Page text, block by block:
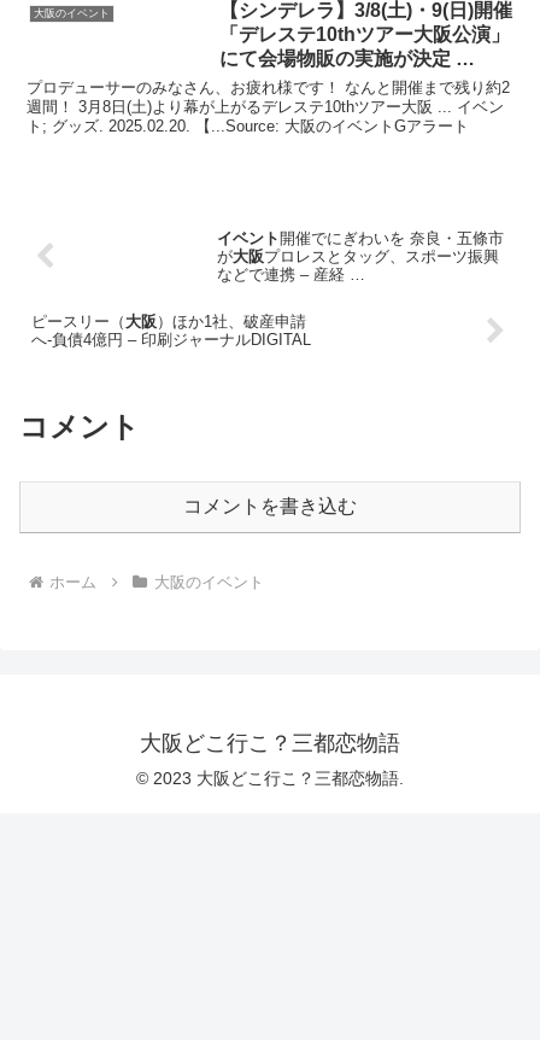
大阪のイベント
【シンデレラ】3/8(土)・9(日)開催
「デレステ10thツアー大阪公演」
にて会場物販の実施が決定 …
プロデューサーのみなさん、お疲れ様です！ なんと開催まで残り約2
週間！ 3月8日(土)より幕が上がるデレステ10thツアー大阪 ... イベン
ト; グッズ. 2025.02.20. 【...Source: 大阪のイベントGアラート
イベント開催でにぎわいを 奈良・五條市
が大阪プロレスとタッグ、スポーツ振興
などで連携 – 産経 …
ピースリー（大阪 ）ほか1社、破産申請
へ-負債4億円 – 印刷ジャーナルDIGITAL
コメント
コメントを書き込む
ホーム 大阪のイベント
大阪どこ行こ？三都恋物語
© 2023 大阪どこ行こ？三都恋物語.